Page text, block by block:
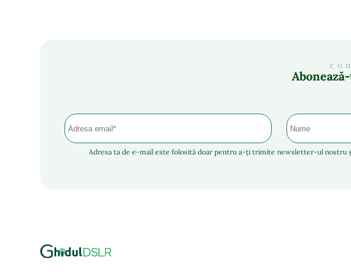
Adresa ta de e-mail este folosită doar pentru a-ți trimite newsletter-ul nostru